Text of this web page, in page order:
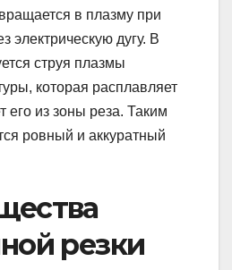
в плазму при
электрическую дугу. В
струя плазмы
которая расплавляет
его из зоны реза. Таким
ровный и аккуратный
резки